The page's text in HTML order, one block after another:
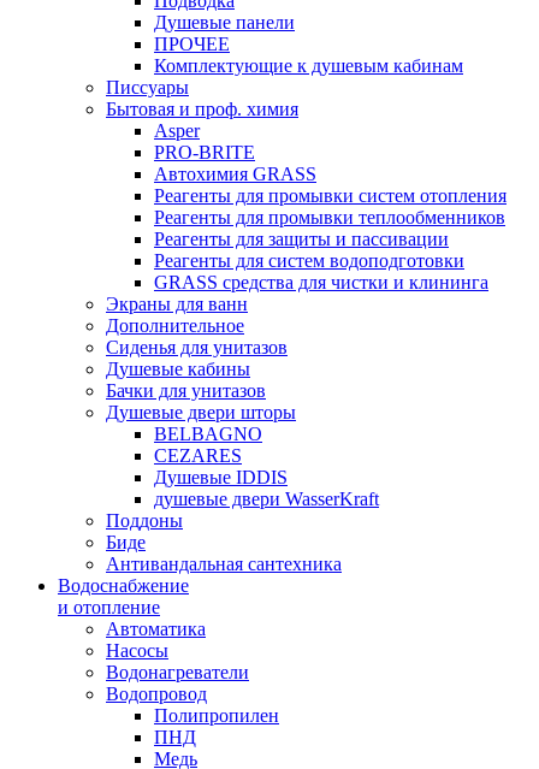
Душевые панели
ПРОЧЕЕ
Комплектующие к душевым кабинам
Писсуары
Бытовая и проф. химия
Asper
PRO-BRITE
Автохимия GRASS
Реагенты для промывки систем отопления
Реагенты для промывки теплообменников
Реагенты для защиты и пассивации
Реагенты для систем водоподготовки
GRASS средства для чистки и клининга
Экраны для ванн
Дополнительное
Сиденья для унитазов
Душевые кабины
Бачки для унитазов
Душевые двери шторы
BELBAGNO
CEZARES
Душевые IDDIS
душевые двери WasserKraft
Поддоны
Биде
Антивандальная сантехника
Водоснабжение
и отопление
Автоматика
Насосы
Водонагреватели
Водопровод
Полипропилен
ПНД
Медь